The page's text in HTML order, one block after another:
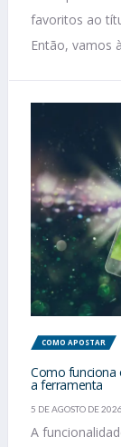
favoritos ao
Então, vamos
COMO APOSTAR
Como funciona
a ferramenta
5 DE AGOSTO DE 2026
A